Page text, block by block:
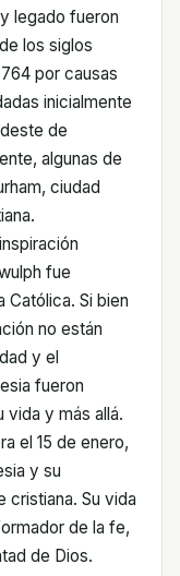
legado fueron
los siglos
por causas
inicialmente
de
algunas de
ciudad
fue
Católica. Si bien
no están
y el
fueron
y más allá.
el 15 de enero,
y su
cristiana. Su vida
de la fe,
de Dios.